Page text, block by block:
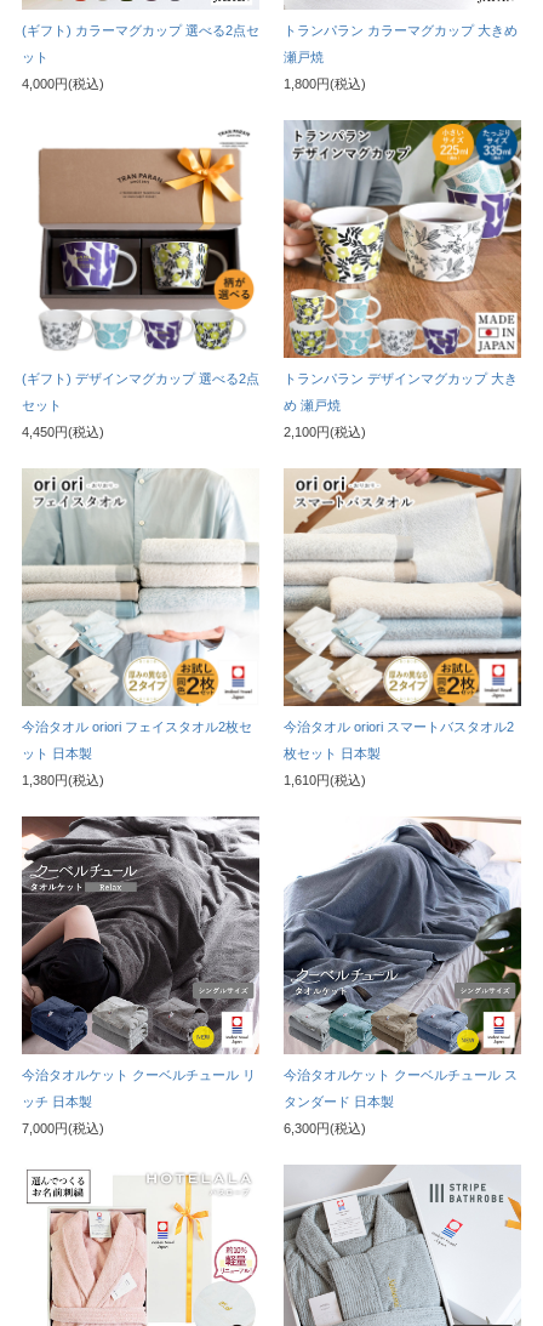
(ギフト) カラーマグカップ 選べる2点セ
ット
4,000円(税込)
トランパラン カラーマグカップ 大きめ
瀬戸焼
1,800円(税込)
(ギフト) デザインマグカップ 選べる2点
セット
4,450円(税込)
トランパラン デザインマグカップ 大き
め 瀬戸焼
2,100円(税込)
今治タオル oriori フェイスタオル2枚セ
ット 日本製
1,380円(税込)
今治タオル oriori スマートバスタオル2
枚セット 日本製
1,610円(税込)
今治タオルケット クーベルチュール リ
ッチ 日本製
7,000円(税込)
今治タオルケット クーベルチュール ス
タンダード 日本製
6,300円(税込)